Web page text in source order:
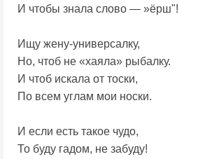
И чтобы знала слово — »ёрш"!
Ищу жену-универсалку,
Но, чтоб не «хаяла» рыбалку.
И чтоб искала от тоски,
По всем углам мои носки.
И если есть такое чудо,
То буду гадом, не забуду!